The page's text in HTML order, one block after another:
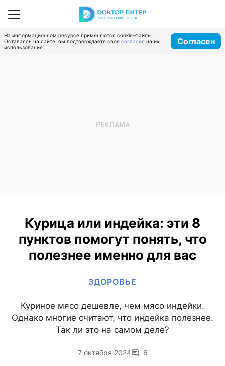
На информационном ресурсе применяются cookie-файлы.
Оставаясь на сайте, вы подтверждаете свое согласие на их
использование.
Согласен
Курица или индейка: эти 8
пунктов помогут понять, что
полезнее именно для вас
ЗДОРОВЬЕ
Куриное мясо дешевле, чем мясо индейки.
Однако многие считают, что индейка полезнее.
Так ли это на самом деле?
7 октября 2024 6